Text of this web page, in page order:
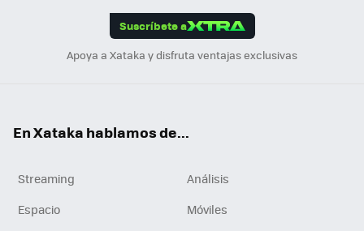
Suscríbete a
Apoya a Xataka y disfruta ventajas exclusivas
En Xataka hablamos de...
Streaming
Análisis
Espacio
Móviles